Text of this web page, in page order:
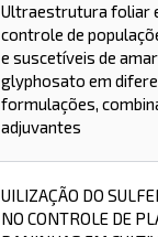
Ultraestrutura foliar
controle de
e suscetíveis de
glyphosato em
formulações,
adjuvantes
UILIZAÇÃO DO
NO CONTROLE DE